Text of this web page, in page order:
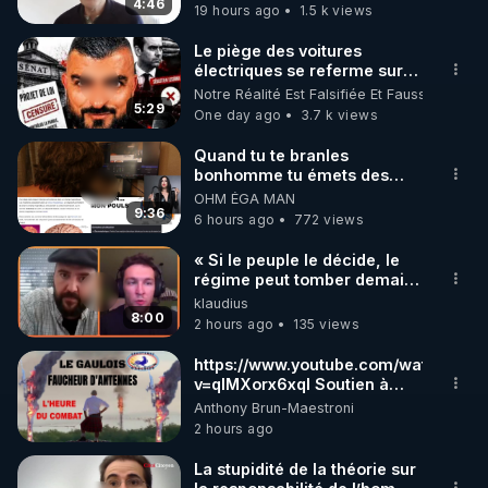
https://crowdbunker.com/v/nyLYQ8WHbQ
– « Next Dose 3 : Faut-il encore des preuves ? »
https://www.nextdose.fr/videos-next-dose-3-faut-il-
encore-des-preuves
(pour s'inscrire et le voir en
avant-première, sinon il sera en libre accès dès le
21 décembre 2023)
👉 Pour commander le livre "Covid-19 : l'avis de
https://www.nextdose.fr/produit/covid-
19_l_avis_deux_soignants_bien_emmerdants
👉 Pour commander le livre "Covid-19 : ce que
https://www.eyrolles.com/Sciences/Livre/injections
-covid-19-ce-que-revele-le-microscope-
9782377900671
👉 Le site Next Dose : https://www.nextdose.fr
4:46
19 hours ago
1.5 k views
5:29
Le piège des voitures
électriques se referme sur
les usagers !
Notre Réalité Est Falsifiée Et Fausse
One day ago
3.7 k views
9:36
Quand tu te branles
bonhomme tu émets des
ondes ils ont juste omis de
t'expliquer
OHM ÉGA MAN
6 hours ago
772 views
8:00
« Si le peuple le décide, le
régime peut tomber demain !
»
klaudius
2 hours ago
135 views
https://www.youtube.com/watch?
v=qlMXorx6xqI Soutien à
tous les gardiens du Vivant
Anthony Brun-Maestroni
2 hours ago
La stupidité de la théorie sur